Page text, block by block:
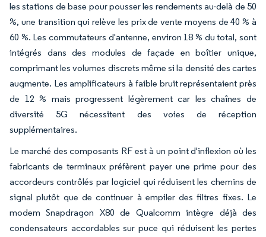
les stations de base pour pousser les rendements au-delà de 50
%, une transition qui relève les prix de vente moyens de 40 % à
60 %. Les commutateurs d'antenne, environ 18 % du total, sont
intégrés dans des modules de façade en boîtier unique,
comprimant les volumes discrets même si la densité des cartes
augmente. Les amplificateurs à faible bruit représentaient près
de 12 % mais progressent légèrement car les chaînes de
diversité 5G nécessitent des voies de réception
supplémentaires.
Le marché des composants RF est à un point d'inflexion où les
fabricants de terminaux préfèrent payer une prime pour des
accordeurs contrôlés par logiciel qui réduisent les chemins de
signal plutôt que de continuer à empiler des filtres fixes. Le
modem Snapdragon X80 de Qualcomm intègre déjà des
condensateurs accordables sur puce qui réduisent les pertes